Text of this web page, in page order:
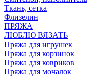
Ткань, сетка
Флизелин
ПРЯЖА
ЛЮБЛЮ ВЯЗАТЬ
Пряжа для игрушек
Пряжа для корзинок
Пряжа для ковриков
Пряжа для мочалок